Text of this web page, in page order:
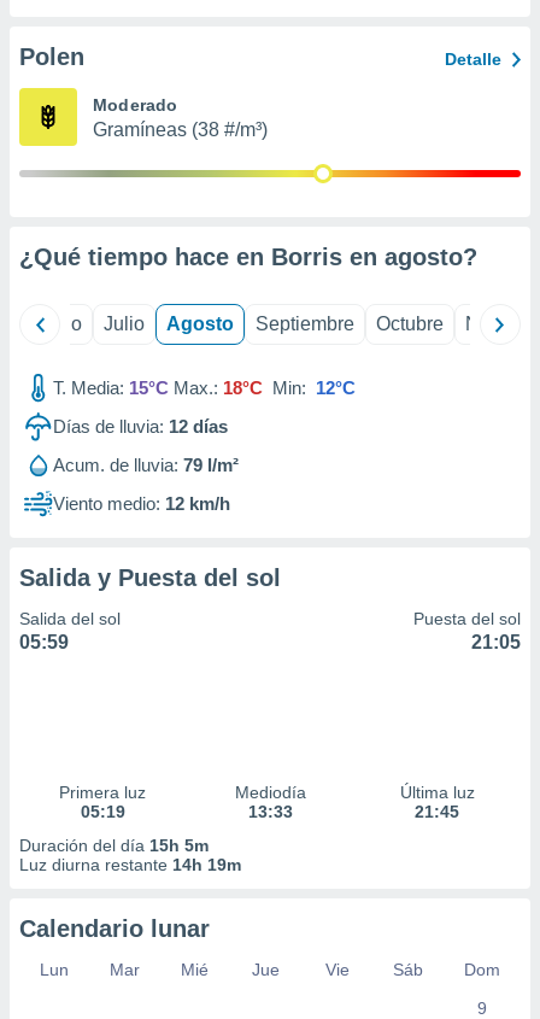
e
mediante
de
Polen Detalle
Moderado
Gramíneas (38 #/m³)
¿Qué tiempo hace en Borris en agosto?
Junio Julio Agosto Septiembre Octubre
T. Media: 15°C Max.: 18°C Min: 12°C
Días de lluvia: 12 días
Acum. de lluvia: 79 l/m²
Viento medio: 12 km/h
Salida y Puesta del sol
Salida del sol
05:59
Puesta del sol
21:05
Primera luz
05:19
Mediodía
13:33
Última luz
21:45
Duración del día 15h 5m
Luz diurna restante 14h 19m
Calendario lunar
Lun Mar Mié Jue Vie Sáb
Dom
9